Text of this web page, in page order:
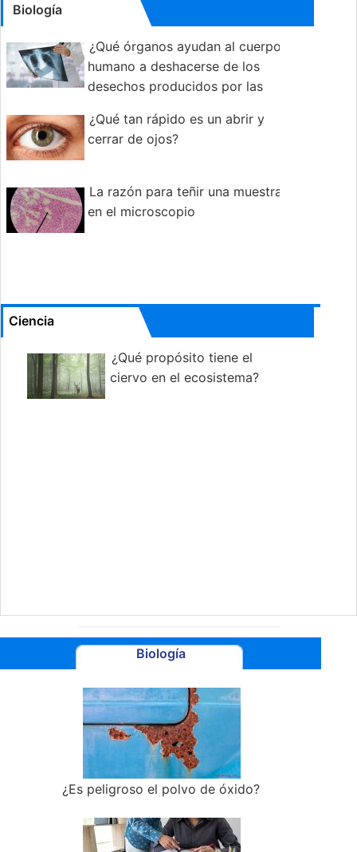
Biología
¿Qué órganos ayudan al cuerpo
humano a deshacerse de los
desechos producidos por las
¿Qué tan rápido es un abrir y
cerrar de ojos?
La razón para teñir una muestra
en el microscopio
Ciencia
¿Qué propósito tiene el
ciervo en el ecosistema?
Biología
¿Es peligroso el polvo de óxido?